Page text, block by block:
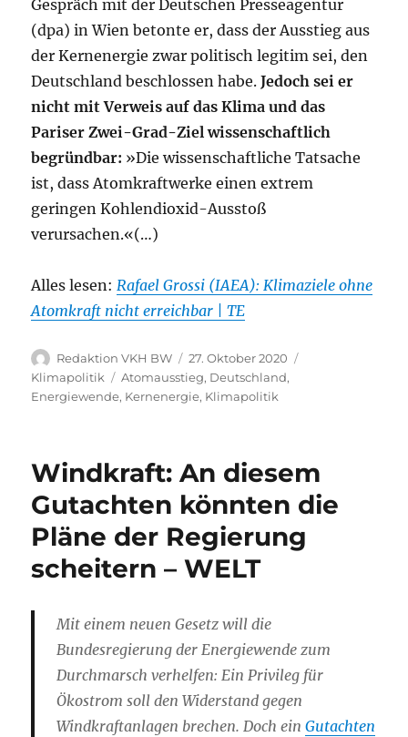
Gespräch mit der Deutschen Presseagentur
(dpa) in Wien betonte er, dass der Ausstieg aus
der Kernenergie zwar politisch legitim sei, den
Deutschland beschlossen habe.Jedoch sei er
nicht mit Verweis auf das Klima und das
Pariser Zwei-Grad-Ziel wissenschaftlich
begründbar: »Die wissenschaftliche Tatsache
ist, dass Atomkraftwerke einen extrem
geringen Kohlendioxid-Ausstoß
verursachen.«(…)
Alles lesen: Rafael Grossi (IAEA): Klimaziele ohne
Atomkraft nicht erreichbar | TE
Autor
Redaktion VKH BW
Veröffentlicht
am
27. Oktober 2020
Klimapolitik
Schlagwörter
Atomausstieg, Deutschland,
Energiewende, Kernenergie, Klimapolitik
Windkraft: An diesem
Gutachten könnten die
Pläne der Regierung
scheitern – WELT
Mit einem neuen Gesetz will die
Bundesregierung der Energiewende zum
Durchmarsch verhelfen: Ein Privileg für
Ökostrom soll den Widerstand gegen
Windkraftanlagen brechen. Doch einGutachten